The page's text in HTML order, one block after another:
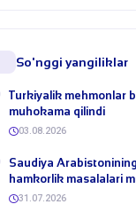
So'nggi yangiliklar
Turkiyalik mehmonlar
muhokama qilindi
03.08.2026
​Saudiya
hamkorlik masalalari
31.07.2026